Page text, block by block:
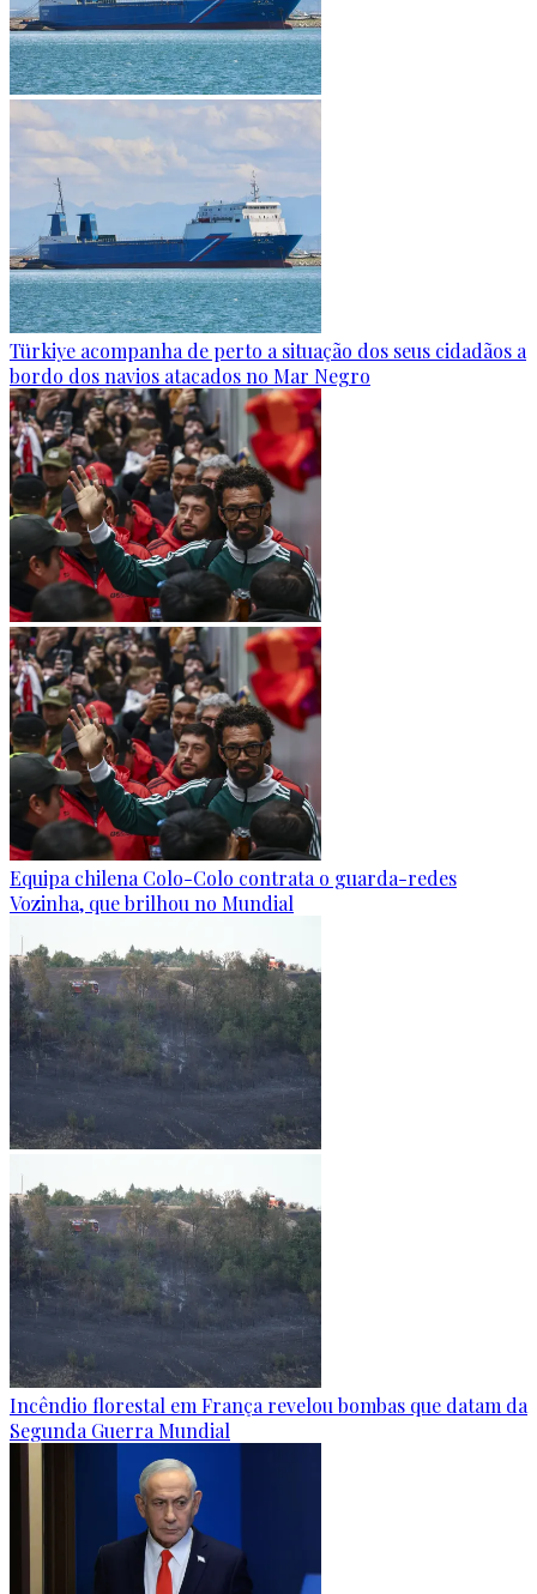
Türkiye acompanha de perto a situação dos seus cidadãos a
bordo dos navios atacados no Mar Negro
Equipa chilena Colo-Colo contrata o guarda-redes
Vozinha, que brilhou no Mundial
Incêndio florestal em França revelou bombas que datam da
Segunda Guerra Mundial